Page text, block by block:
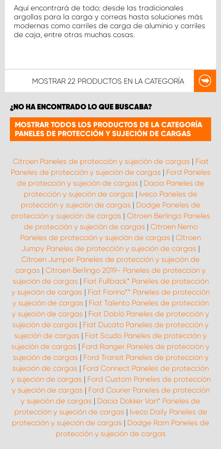
Aquí encontrará de todo: desde las tradicionales
argollas para la carga y correas hasta soluciones más
modernas como carriles de carga de aluminio y carriles
de caja, entre otras muchas cosas.
MOSTRAR 22 PRODUCTOS EN LA CATEGORÍA
¿NO HA ENCONTRADO LO QUE BUSCABA?
MOSTRAR TODOS LOS PRODUCTOS DE LA CATEGORÍA
PANELES DE PROTECCIÓN Y SUJECIÓN DE CARGAS
Citroen Paneles de protección y sujeción de cargas | Fiat
Paneles de protección y sujeción de cargas | Ford Paneles
de protección y sujeción de cargas | Dacia Paneles de
protección y sujeción de cargas | Iveco Paneles de
protección y sujeción de cargas | Dodge Paneles de
protección y sujeción de cargas | Citroen Berlingo Paneles
de protección y sujeción de cargas | Citroen Nemo
Paneles de protección y sujeción de cargas | Citroen
Jumpy Paneles de protección y sujeción de cargas |
Citroen Jumper Paneles de protección y sujeción de
cargas | Citroen Berlingo 2019- Paneles de protección y
sujeción de cargas | Fiat Fullback* Paneles de protección
y sujeción de cargas | Fiat Fiorino** Paneles de protección
y sujeción de cargas | Fiat Talento Paneles de protección
y sujeción de cargas | Fiat Doblò Paneles de protección y
sujeción de cargas | Fiat Ducato Paneles de protección y
sujeción de cargas | Fiat Scudo Paneles de protección y
sujeción de cargas | Ford Ranger Paneles de protección y
sujeción de cargas | Ford Transit Paneles de protección y
sujeción de cargas | Ford Connect Paneles de protección
y sujeción de cargas | Ford Custom Paneles de protección
y sujeción de cargas | Ford Courier Paneles de protección
y sujeción de cargas | Dacia Dokker Van* Paneles de
protección y sujeción de cargas | Iveco Daily Paneles de
protección y sujeción de cargas | Dodge Ram Paneles de
protección y sujeción de cargas